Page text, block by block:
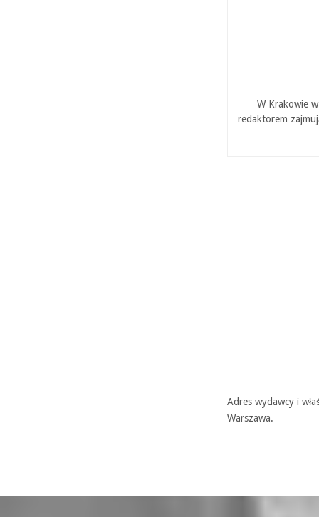
W Krakowie
redaktorem
Adres wydawcy i
Warszawa.